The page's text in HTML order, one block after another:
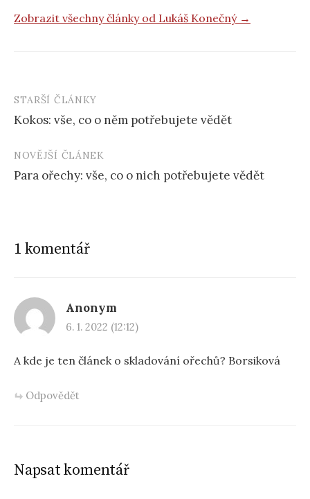
Zobrazit všechny články od Lukáš Konečný →
Post
navigation
STARŠÍ ČLÁNKY
Kokos: vše, co o něm potřebujete vědět
NOVĚJŠÍ ČLÁNEK
Para ořechy: vše, co o nich potřebujete vědět
1 komentář
Anonym
6. 1. 2022 (12:12)
A kde je ten článek o skladování ořechů? Borsiková
Odpovědět
Napsat komentář